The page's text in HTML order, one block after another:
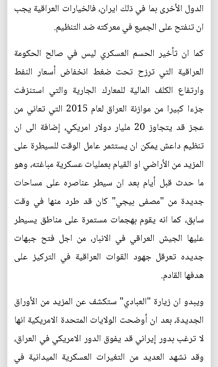
الدول الأخرى بما في ذلك ايران، فالخيارات العراقية يجب
ان تنفتح على الجميع في معركته ضد التنظيم.
كما ان تأخير الحسم العسكري ليس في صالح الحكومة
العراقية التي ترزح تحت ضغط انخفاض أسعار النفط
وارتفاع الكلف المالية للمعارك الجارية والتي استنزفت
جزءا كبيرا من موازنة العراق لعام 2015 التي تعاني من
عجز قد يتجاوز 20 مليار دولار امريكي، إضافة الى ان
تنظيم داعش يمكن ان يستثمر عامل الوقت للسيطرة على
المزيد من الأراضي او القيام بعمليات عسكرية مباغته، وهو
ما حدث قبل أيام بعد ان سيطر عناصره على مساحات
جديدة من "مصفى بيجي" كان قد طرد منها في وقت
سابق، كما انه يقوم بهجمات مستمرة على مناطق يسيطر
عليها الجيش العراقي في الانبار، من اجل فتح جبهات
جديده تعرقل جهود القوات العراقية في التركيز على
هدفها القادم.
ويبدو ان زيارة "العبادي" ستكشف عن المزيد من الأوراق
الجديدة، بعد ان أوضحت الولايات المتحدة الامريكية انها
لا ترغب بدور إيراني قد يفوق الدور الامريكي في العراق،
وقد نشهد العديد من التغيرات العسكرية الميدانية في